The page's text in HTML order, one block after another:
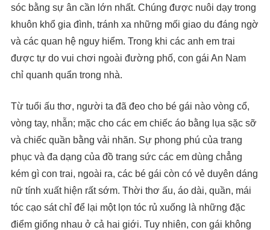
sóc bằng sự ân cần lớn nhất. Chúng được nuôi dạy trong
khuôn khổ gia đình, tránh xa những mối giao du đáng ngờ
và các quan hệ nguy hiểm. Trong khi các anh em trai
được tự do vui chơi ngoài đường phố, con gái An Nam
chỉ quanh quẩn trong nhà.
Từ tuổi ấu thơ, người ta đã đeo cho bé gái nào vòng cổ,
vòng tay, nhẫn; mặc cho các em chiếc áo bằng lụa sặc sỡ
và chiếc quần bằng vải nhăn. Sự phong phú của trang
phục và đa dạng của đồ trang sức các em dùng chẳng
kém gì con trai, ngoài ra, các bé gái còn có vẻ duyên dáng
nữ tính xuất hiện rất sớm. Thời thơ ấu, áo dài, quần, mái
tóc cạo sát chỉ để lại một lọn tóc rủ xuống là những đặc
điểm giống nhau ở cả hai giới. Tuy nhiên, con gái không